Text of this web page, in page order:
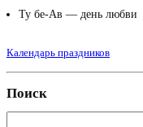
Ту бе-Ав — день любви
Календарь праздников
Поиск